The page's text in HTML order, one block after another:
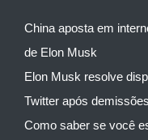
China aposta em
de Elon Musk
Elon Musk resolve
Twitter após
Como saber se você